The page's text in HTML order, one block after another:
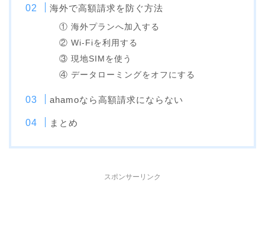
海外で高額請求を防ぐ方法
① 海外プランへ加入する
② Wi-Fiを利用する
③ 現地SIMを使う
④ データローミングをオフにする
ahamoなら高額請求にならない
まとめ
スポンサーリンク